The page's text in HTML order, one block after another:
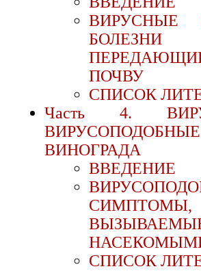
ВИРУСНЫЕ
БОЛЕЗНИ
ПОЧВУ
СПИСОК
Часть 4.
ВИНОГРАДА
ВВЕДЕНИЕ
СИМПТОМЫ,
СПИСОК